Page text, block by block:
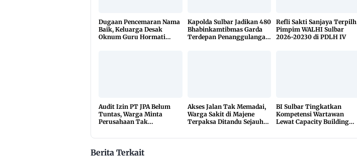
Dugaan Pencemaran Nama
Baik, Keluarga Desak
Oknum Guru Hormati
Kapolda Sulbar Jadikan 480
Bhabinkamtibmas Garda
Terdepan Penanggulangan
Refli Sakti Sanjaya Terpilh
Pimpim WALHI Sulbar
2026-20230 di PDLH IV
Audit Izin PT JPA Belum
Tuntas, Warga Minta
Perusahaan Tak
Akses Jalan Tak Memadai,
Warga Sakit di Majene
Terpaksa Ditandu Sejauh
BI Sulbar Tingkatkan
Kompetensi Wartawan
Lewat Capacity Building
Berita Terkait